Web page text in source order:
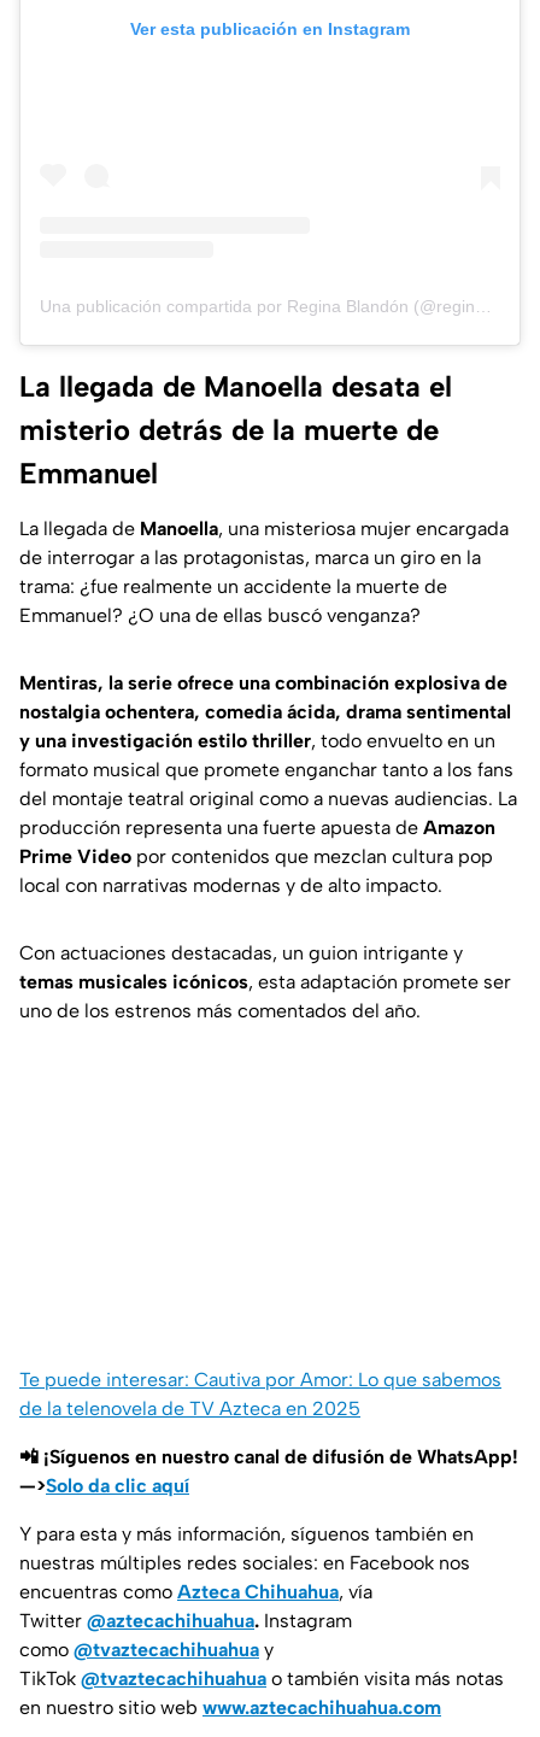
Ver esta publicación en Instagram
Una publicación compartida por Regina Blandón (@reginablandon)
La llegada de Manoella desata el
misterio detrás de la muerte de
Emmanuel
La llegada de Manoella, una misteriosa mujer encargada
de interrogar a las protagonistas, marca un giro en la
trama: ¿fue realmente un accidente la muerte de
Emmanuel? ¿O una de ellas buscó venganza?
Mentiras, la serie ofrece una combinación explosiva de
nostalgia ochentera, comedia ácida, drama sentimental
y una investigación estilo thriller, todo envuelto en un
formato musical que promete enganchar tanto a los fans
del montaje teatral original como a nuevas audiencias. La
producción representa una fuerte apuesta de Amazon
Prime Video por contenidos que mezclan cultura pop
local con narrativas modernas y de alto impacto.
Con actuaciones destacadas, un guion intrigante y
temas musicales icónicos, esta adaptación promete ser
uno de los estrenos más comentados del año.
Te puede interesar: Cautiva por Amor: Lo que sabemos
de la telenovela de TV Azteca en 2025
📲 ¡Síguenos en nuestro canal de difusión de WhatsApp!
—>Solo da clic aquí
Y para esta y más información, síguenos también en
nuestras múltiples redes sociales: en Facebook nos
encuentras como Azteca Chihuahua, vía
Twitter @aztecachihuahua. Instagram
como @tvaztecachihuahua y
TikTok @tvaztecachihuahua o también visita más notas
en nuestro sitio web www.aztecachihuahua.com